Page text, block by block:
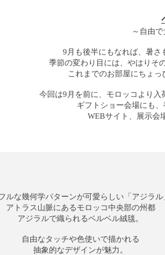
～自由
9月も後半にもなれば、暑
季節の変わり目には、やはりそ
これまでのお部屋にちょ
今回は9月を前に、モロッコより
ギフトショー会場にも
WEBサイト、展示会
ルな幾何学パターンが可愛らしい「アジラル
アトラス山脈にあるモロッコ中央部の州都
アジラルで織られるベルベル絨毯。
自由なタッチや色使いで描かれる
抽象的なデザインが魅力。